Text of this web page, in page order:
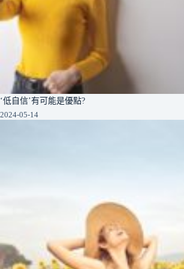
‘低自信’有可能是優點?
2024-05-14